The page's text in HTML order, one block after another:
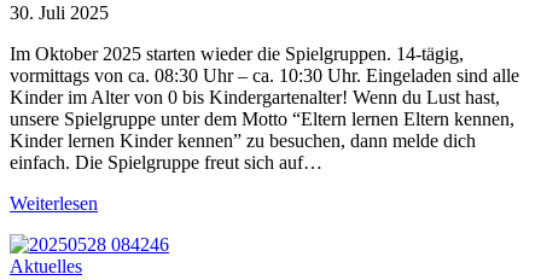
30. Juli 2025
Im Oktober 2025 starten wieder die Spielgruppen. 14-tägig,
vormittags von ca. 08:30 Uhr – ca. 10:30 Uhr. Eingeladen sind alle
Kinder im Alter von 0 bis Kindergartenalter! Wenn du Lust hast,
unsere Spielgruppe unter dem Motto “Eltern lernen Eltern kennen,
Kinder lernen Kinder kennen” zu besuchen, dann melde dich
einfach. Die Spielgruppe freut sich auf…
Weiterlesen
Aktuelles